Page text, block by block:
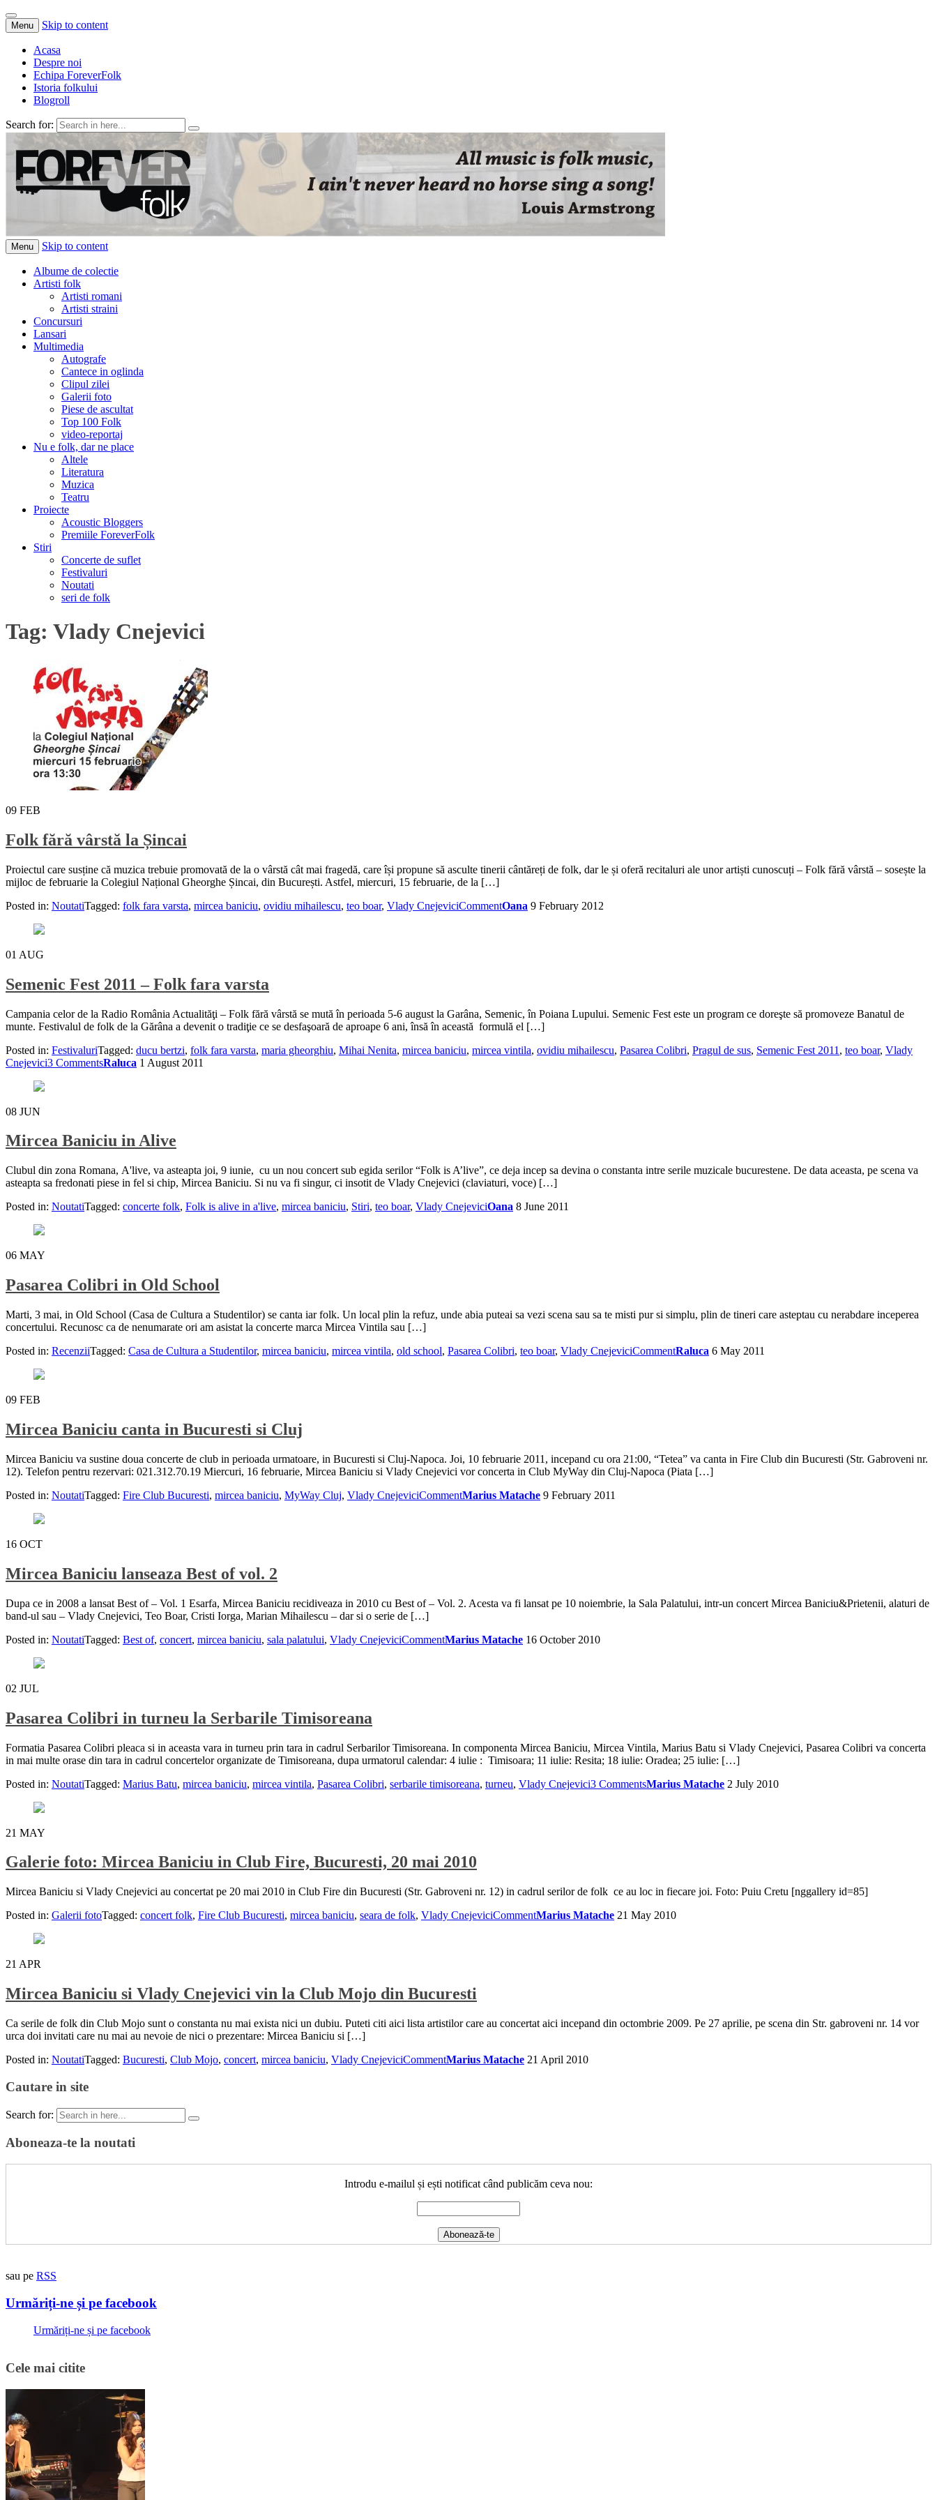
Menu Skip to content
Acasa
Despre noi
Echipa ForeverFolk
Istoria folkului
Blogroll
Search for:
ForeverFolk
Muzica sufletului tau
Menu Skip to content
Albume de colectie
Artisti folk
Artisti romani
Artisti straini
Concursuri
Lansari
Multimedia
Autografe
Cantece in oglinda
Clipul zilei
Galerii foto
Piese de ascultat
Top 100 Folk
video-reportaj
Nu e folk, dar ne place
Altele
Literatura
Muzica
Teatru
Proiecte
Acoustic Bloggers
Premiile ForeverFolk
Stiri
Concerte de suflet
Festivaluri
Noutati
seri de folk
Tag: Vlady Cnejevici
09 FEB
Folk fără vârstă la Șincai
Proiectul care susține că muzica trebuie promovată de la o vârstă cât mai fragedă, care își propune să asculte tinerii cântăreți de folk, dar le și oferă recitaluri ale unor artiști cunoscuți – Folk fără vârstă – sosește la
mijloc de februarie la Colegiul Național Gheorghe Șincai, din București. Astfel, miercuri, 15 februarie, de la […]
Posted in: NoutatiTagged: folk fara varsta, mircea baniciu, ovidiu mihailescu, teo boar, Vlady CnejeviciCommentOana 9 February 2012
01 AUG
Semenic Fest 2011 – Folk fara varsta
Campania celor de la Radio România Actualităţi – Folk fără vârstă se mută în perioada 5-6 august la Garâna, Semenic, în Poiana Lupului. Semenic Fest este un program ce doreşte să promoveze Banatul de
munte. Festivalul de folk de la Gărâna a devenit o tradiţie ce se desfaşoară de aproape 6 ani, însă în această formulă el […]
Posted in: FestivaluriTagged: ducu bertzi, folk fara varsta, maria gheorghiu, Mihai Nenita, mircea baniciu, mircea vintila, ovidiu mihailescu, Pasarea Colibri, Pragul de sus, Semenic Fest 2011 , teo boar, Vlady
Cnejevici3 CommentsRaluca 1 August 2011
08 JUN
Mircea Baniciu in Alive
Clubul din zona Romana, A'live, va asteapta joi, 9 iunie, cu un nou concert sub egida serilor “Folk is A’live”, ce deja incep sa devina o constanta intre serile muzicale bucurestene. De data aceasta, pe scena va
asteapta sa fredonati piese in fel si chip, Mircea Baniciu. Si nu va fi singur, ci insotit de Vlady Cnejevici (claviaturi, voce) […]
Posted in: NoutatiTagged: concerte folk, Folk is alive in a'live, mircea baniciu, Stiri, teo boar, Vlady CnejeviciOana 8 June 2011
06 MAY
Pasarea Colibri in Old School
Marti, 3 mai, in Old School (Casa de Cultura a Studentilor) se canta iar folk. Un local plin la refuz, unde abia puteai sa vezi scena sau sa te misti pur si simplu, plin de tineri care asteptau cu nerabdare inceperea
concertului. Recunosc ca de nenumarate ori am asistat la concerte marca Mircea Vintila sau […]
Posted in: RecenziiTagged: Casa de Cultura a Studentilor, mircea baniciu, mircea vintila, old school, Pasarea Colibri, teo boar, Vlady CnejeviciCommentRaluca 6 May 2011
09 FEB
Mircea Baniciu canta in Bucuresti si Cluj
Mircea Baniciu va sustine doua concerte de club in perioada urmatoare, in Bucuresti si Cluj-Napoca. Joi, 10 februarie 2011, incepand cu ora 21:00, “Tetea” va canta in Fire Club din Bucuresti (Str. Gabroveni nr.
12). Telefon pentru rezervari: 021.312.70.19 Miercuri, 16 februarie, Mircea Baniciu si Vlady Cnejevici vor concerta in Club MyWay din Cluj-Napoca (Piata […]
Posted in: NoutatiTagged: Fire Club Bucuresti, mircea baniciu, MyWay Cluj, Vlady CnejeviciCommentMarius Matache 9 February 2011
16 OCT
Mircea Baniciu lanseaza Best of vol. 2
Dupa ce in 2008 a lansat Best of – Vol. 1 Esarfa, Mircea Baniciu recidiveaza in 2010 cu Best of – Vol. 2. Acesta va fi lansat pe 10 noiembrie, la Sala Palatului, intr-un concert Mircea Baniciu&Prietenii, alaturi de
band-ul sau – Vlady Cnejevici, Teo Boar, Cristi Iorga, Marian Mihailescu – dar si o serie de […]
Posted in: NoutatiTagged: Best of, concert, mircea baniciu, sala palatului, Vlady CnejeviciCommentMarius Matache 16 October 2010
02 JUL
Pasarea Colibri in turneu la Serbarile Timisoreana
Formatia Pasarea Colibri pleaca si in aceasta vara in turneu prin tara in cadrul Serbarilor Timisoreana. In componenta Mircea Baniciu, Mircea Vintila, Marius Batu si Vlady Cnejevici, Pasarea Colibri va concerta
in mai multe orase din tara in cadrul concertelor organizate de Timisoreana, dupa urmatorul calendar: 4 iulie : Timisoara; 11 iulie: Resita; 18 iulie: Oradea; 25 iulie: […]
Posted in: NoutatiTagged: Marius Batu, mircea baniciu, mircea vintila, Pasarea Colibri, serbarile timisoreana, turneu, Vlady Cnejevici3 CommentsMarius Matache 2 July 2010
21 MAY
Galerie foto: Mircea Baniciu in Club Fire, Bucuresti, 20 mai 2010
Mircea Baniciu si Vlady Cnejevici au concertat pe 20 mai 2010 in Club Fire din Bucuresti (Str. Gabroveni nr. 12) in cadrul serilor de folk ce au loc in fiecare joi. Foto: Puiu Cretu [nggallery id=85]
Posted in: Galerii fotoTagged: concert folk, Fire Club Bucuresti, mircea baniciu, seara de folk, Vlady CnejeviciCommentMarius Matache 21 May 2010
21 APR
Mircea Baniciu si Vlady Cnejevici vin la Club Mojo din Bucuresti
Ca serile de folk din Club Mojo sunt o constanta nu mai exista nici un dubiu. Puteti citi aici lista artistilor care au concertat aici incepand din octombrie 2009. Pe 27 aprilie, pe scena din Str. gabroveni nr. 14 vor
urca doi invitati care nu mai au nevoie de nici o prezentare: Mircea Baniciu si […]
Posted in: NoutatiTagged: Bucuresti, Club Mojo, concert, mircea baniciu, Vlady CnejeviciCommentMarius Matache 21 April 2010
Cautare in site
Search for:
Aboneaza-te la noutati
Introdu e-mailul și ești notificat când publicăm ceva nou:
sau pe RSS
Urmăriți-ne și pe facebook
Urmăriți-ne și pe facebook
Cele mai citite